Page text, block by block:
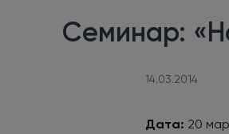
Семинар:
14.03.2014
Дата: 20